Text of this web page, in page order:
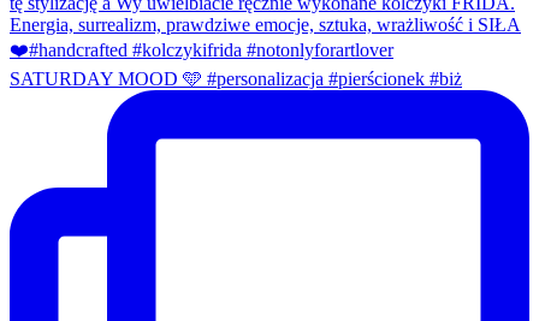
SATURDAY MOOD 🩵 #personalizacja #pierścionek #biż